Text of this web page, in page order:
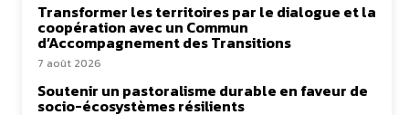
Transformer les territoires par le dialogue et la
coopération avec un Commun
d’Accompagnement des Transitions
7 août 2026
Soutenir un pastoralisme durable en faveur de
socio-écosystèmes résilients